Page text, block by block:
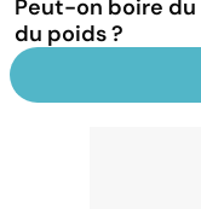
Peut-on boire
du poids ?